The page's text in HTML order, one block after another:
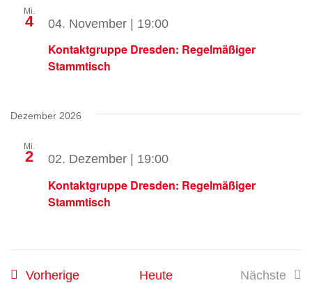
Mi.
4
Kontaktgruppe Dresden: Regelmäßiger
Stammtisch
04. November | 19:00
Dezember 2026
Mi.
2
Kontaktgruppe Dresden: Regelmäßiger
Stammtisch
02. Dezember | 19:00
VorherigeVeranstaltungen
Heute
Nächste